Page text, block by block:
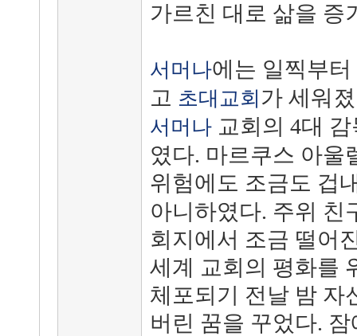
가르친 대로 삶을 증
서머나에는 일찍부
고 초대교회 가 세워
서머나교회의 4대 감
였다. 마르쿠스 아울
위험에도 조금도 겁
아니하였다. 주위 친
회지에서 조금 떨어
세계 교회의 평화를
체포되기 전날 밤 자
버린 꿈을 꾸었다.